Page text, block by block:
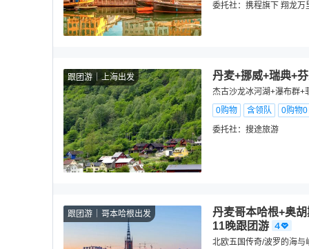
委托社： 携程旗下 翔龙万
跟团游 上海出发 丹麦+挪威+瑞典+
杰古沙龙冰河湖+瀑布群+
0购物
含领队
0购物
委托社： 搜途旅游
跟团游 哥本哈根出发
丹麦哥本哈根+奥
11晚跟团游
北欧五国传奇/波罗的海